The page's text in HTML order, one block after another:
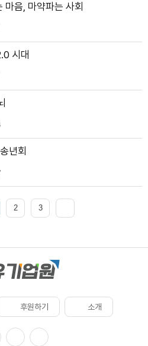
음, 마약파는 사회
시대
년회
2 3
후원하기 소개